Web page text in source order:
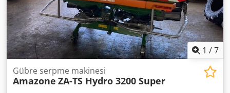
1 /7
Gübre serpme makinesi
Amazone ZA-TS Hydro 3200 Super